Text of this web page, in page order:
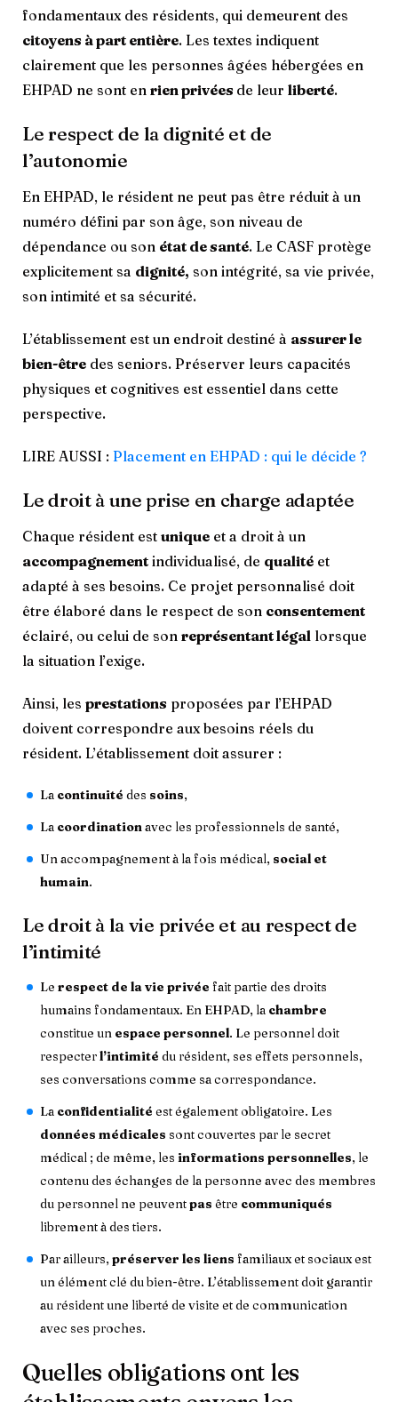
fondamentaux des résidents, qui demeurent des
citoyens à part entière. Les textes indiquent
clairement que les personnes âgées hébergées en
EHPAD ne sont en rien privées de leur liberté.
Le respect de la dignité et de
l’autonomie
En EHPAD, le résident ne peut pas être réduit à un
numéro défini par son âge, son niveau de
dépendance ou son état de santé. Le CASF protège
explicitement sa dignité, son intégrité, sa vie privée,
son intimité et sa sécurité.
L’établissement est un endroit destiné à assurer le
bien-être des seniors. Préserver leurs capacités
physiques et cognitives est essentiel dans cette
perspective.
LIRE AUSSI : Placement en EHPAD : qui le décide ?
Le droit à une prise en charge adaptée
Chaque résident est unique et a droit à un
accompagnement individualisé, de qualité et
adapté à ses besoins. Ce projet personnalisé doit
être élaboré dans le respect de son consentement
éclairé, ou celui de son représentant légal lorsque
la situation l’exige.
Ainsi, les prestations proposées par l’EHPAD
doivent correspondre aux besoins réels du
résident. L’établissement doit assurer :
La continuité des soins,
La coordination avec les professionnels de santé,
Un accompagnement à la fois médical, social et
humain.
Le droit à la vie privée et au respect de
l’intimité
Le respect de la vie privée fait partie des droits
humains fondamentaux. En EHPAD, la chambre
constitue un espace personnel. Le personnel doit
respecterl’intimité du résident, ses effets personnels,
ses conversations comme sa correspondance.
La confidentialité est également obligatoire. Les
données médicales sont couvertes par le secret
médical ; de même, les informations personnelles, le
contenu des échanges de la personne avec des membres
du personnel ne peuventpas être communiqués
librement à des tiers.
Par ailleurs, préserver les liens familiaux et sociaux est
un élément clé du bien-être. L’établissement doit garantir
au résident une liberté de visite et de communication
avec ses proches.
Quelles obligations ont les